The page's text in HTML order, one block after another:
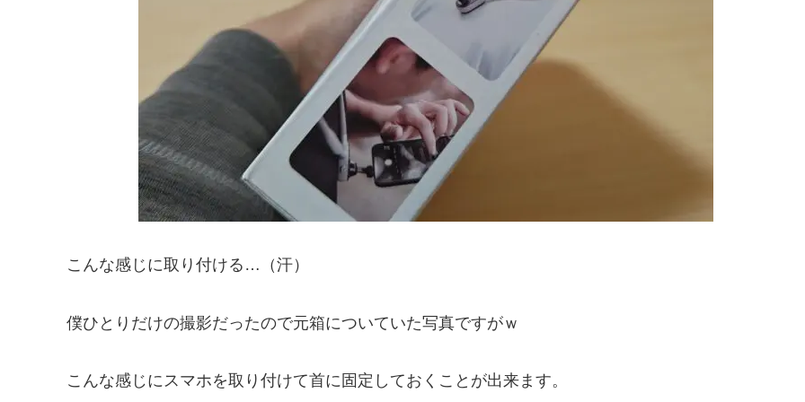
こんな感じに取り付ける…（汗）
僕ひとりだけの撮影だったので元箱についていた写真ですがｗ
こんな感じにスマホを取り付けて首に固定しておくことが出来ます。